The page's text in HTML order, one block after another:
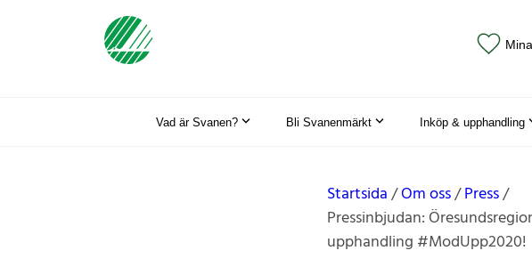
Vad är Svanen? Bli Svanenmärkt Inköp & upphandling
Startsida Om oss Press
Pressinbjudan:
upphandling #ModUpp2020!